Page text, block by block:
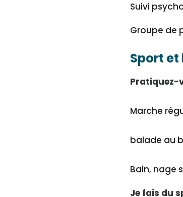
Suivi
Groupe de
Sport
Pratiquez-
Marche
balade au
Bain, nage
Je fais du